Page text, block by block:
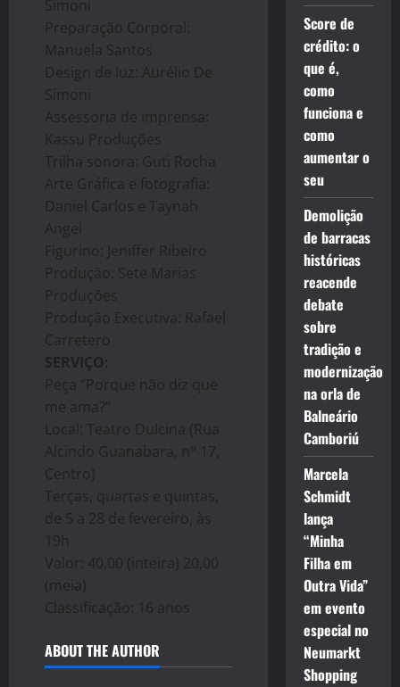
Simoni
Preparação Corporal:
Manuela Santos
Design de luz: Aurélio De
Simoni
Assessoria de imprensa:
Kassu Produções
Trilha sonora: Guti Rocha
Arte Gráfica e fotografia:
Daniel Carlos e Taynah
Angel
Figurino: Jeniffer Ribeiro
Produção: Sete Marias
Produções
Produção Executiva: Rafael
Carretero
SERVIÇO:
Peça “Porque não diz que
me ama?”
Local: Teatro Dulcina (Rua
Alcindo Guanabara, n° 17,
Centro)
Terças, quartas e quintas,
de 5 a 28 de fevereiro, às
19h
Valor: 40,00 (inteira) 20,00
(meia)
Classificação: 16 anos
ABOUT THE AUTHOR
Score de
crédito: o
que é,
como
funciona e
como
aumentar o
seu
Demolição
de barracas
históricas
reacende
debate
sobre
tradição e
modernização
na orla de
Balneário
Camboriú
Marcela
Schmidt
lança
“Minha
Filha em
Outra Vida”
em evento
especial no
Neumarkt
Shopping